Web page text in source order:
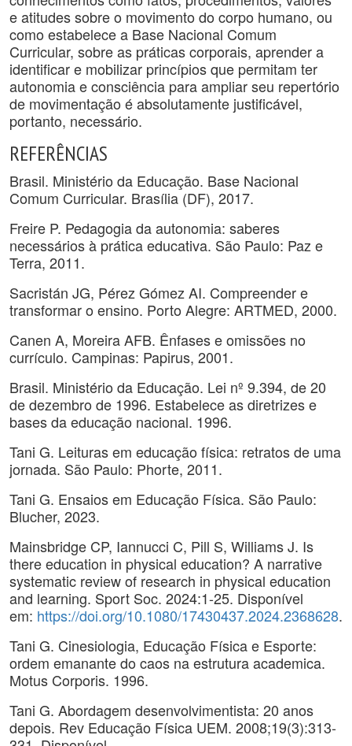
e atitudes sobre o movimento do corpo humano, ou
como estabelece a Base Nacional Comum
Curricular, sobre as práticas corporais, aprender a
identificar e mobilizar princípios que permitam ter
autonomia e consciência para ampliar seu repertório
de movimentação é absolutamente justificável,
portanto, necessário.
REFERÊNCIAS
Brasil. Ministério da Educação. Base Nacional
Comum Curricular. Brasília (DF), 2017.
Freire P. Pedagogia da autonomia: saberes
necessários à prática educativa. São Paulo: Paz e
Terra, 2011.
Sacristán JG, Pérez Gómez AI. Compreender e
transformar o ensino. Porto Alegre: ARTMED, 2000.
Canen A, Moreira AFB. Ênfases e omissões no
currículo. Campinas: Papirus, 2001.
Brasil. Ministério da Educação. Lei nº 9.394, de 20
de dezembro de 1996. Estabelece as diretrizes e
bases da educação nacional. 1996.
Tani G. Leituras em educação física: retratos de uma
jornada. São Paulo: Phorte, 2011.
Tani G. Ensaios em Educação Física. São Paulo:
Blucher, 2023.
Mainsbridge CP, Iannucci C, Pill S, Williams J. Is
there education in physical education? A narrative
systematic review of research in physical education
and learning. Sport Soc. 2024:1-25. Disponível
em: https://doi.org/10.1080/17430437.2024.2368628.
Tani G. Cinesiologia, Educação Física e Esporte:
ordem emanante do caos na estrutura academica.
Motus Corporis. 1996.
Tani G. Abordagem desenvolvimentista: 20 anos
depois. Rev Educação Física UEM. 2008;19(3):313-